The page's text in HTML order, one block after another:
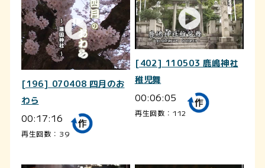
[196] 070408 四月のお
わら
00:17:16
再生回数：39
[402] 110503 鹿嶋神社
稚児舞
00:06:05
再生回数：112